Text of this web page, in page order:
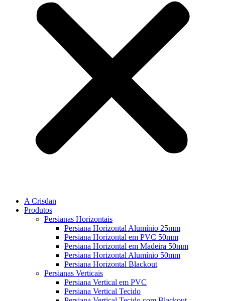
A Crisdan
Produtos
Persianas Horizontais
Persiana Horizontal Alumínio 25mm
Persiana Horizontal em PVC 50mm
Persiana Horizontal em Madeira 50mm
Persiana Horizontal Alumínio 50mm
Persiana Horizontal Blackout
Persianas Verticais
Persiana Vertical em PVC
Persiana Vertical Tecido